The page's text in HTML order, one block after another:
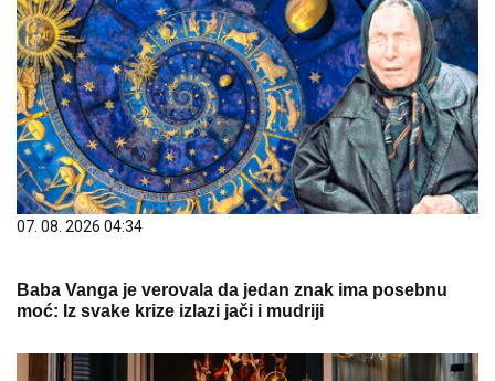
07. 08. 2026 04:34
Baba Vanga je verovala da jedan znak ima posebnu
moć: Iz svake krize izlazi jači i mudriji